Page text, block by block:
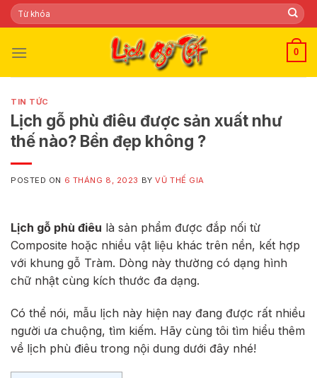
Skip
to
Tìm
kiếm:
0
TIN TỨC
Lịch gỗ phù điêu được sản xuất như
thế nào? Bền đẹp không ?
POSTED ON 6 THÁNG 8, 2023 BYVŨ THẾ GIA
Lịch gỗ phù điêu là sản phẩm được đắp nối từ
Composite hoặc nhiều vật liệu khác trên nền, kết hợp
với khung gỗ Tràm. Dòng này thường có dạng hình
chữ nhật cùng kích thước đa dạng.
Có thể nói, mẫu lịch này hiện nay đang được rất nhiều
người ưa chuộng, tìm kiếm. Hãy cùng tôi tìm hiểu thêm
về lịch phù điêu trong nội dung dưới đây nhé!